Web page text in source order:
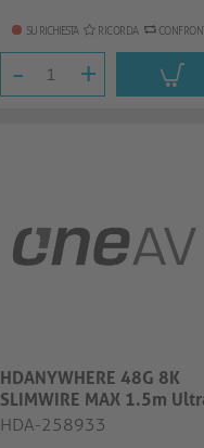
SU RICHIESTA RICORDA
- +
HDANYWHERE 48G 8K
SLIMWIRE MAX 1.5m
High Speed Premiu...
HDA-258933